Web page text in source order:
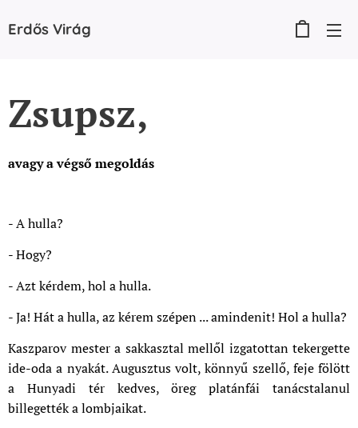
Erdős Virág
Zsupsz,
avagy a végső megoldás
- A hulla?
- Hogy?
- Azt kérdem, hol a hulla.
- Ja! Hát a hulla, az kérem szépen ... amindenit! Hol a hulla?
Kaszparov mester a sakkasztal mellől izgatottan tekergette
ide-oda a nyakát. Augusztus volt, könnyű szellő, feje fölött
a Hunyadi tér kedves, öreg platánfái tanácstalanul
billegették a lombjaikat.